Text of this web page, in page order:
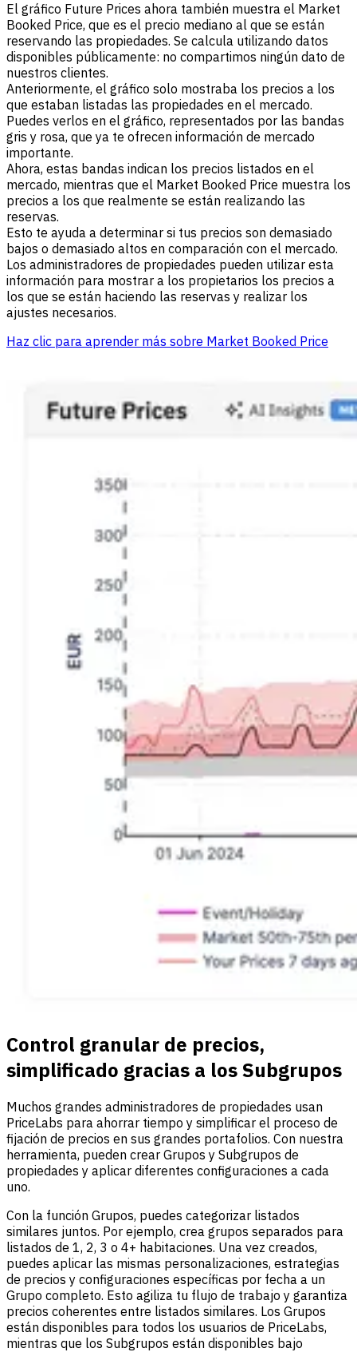
El gráfico Future Prices ahora también muestra el Market
Booked Price, que es el precio mediano al que se están
reservando las propiedades. Se calcula utilizando datos
disponibles públicamente: no compartimos ningún dato de
nuestros clientes.
Anteriormente, el gráfico solo mostraba los precios a los
que estaban listadas las propiedades en el mercado.
Puedes verlos en el gráfico, representados por las bandas
gris y rosa, que ya te ofrecen información de mercado
importante.
Ahora, estas bandas indican los precios listados en el
mercado, mientras que el Market Booked Price muestra los
precios a los que realmente se están realizando las
reservas.
Esto te ayuda a determinar si tus precios son demasiado
bajos o demasiado altos en comparación con el mercado.
Los administradores de propiedades pueden utilizar esta
información para mostrar a los propietarios los precios a
los que se están haciendo las reservas y realizar los
ajustes necesarios.
Haz clic para aprender más sobre Market Booked Price
Control granular de precios,
simplificado gracias a los Subgrupos
Muchos grandes administradores de propiedades usan
PriceLabs para ahorrar tiempo y simplificar el proceso de
fijación de precios en sus grandes portafolios. Con nuestra
herramienta, pueden crear Grupos y Subgrupos de
propiedades y aplicar diferentes configuraciones a cada
uno.
Con la función Grupos, puedes categorizar listados
similares juntos. Por ejemplo, crea grupos separados para
listados de 1, 2, 3 o 4+ habitaciones. Una vez creados,
puedes aplicar las mismas personalizaciones, estrategias
de precios y configuraciones específicas por fecha a un
Grupo completo. Esto agiliza tu flujo de trabajo y garantiza
precios coherentes entre listados similares. Los Grupos
están disponibles para todos los usuarios de PriceLabs,
mientras que los Subgrupos están disponibles bajo